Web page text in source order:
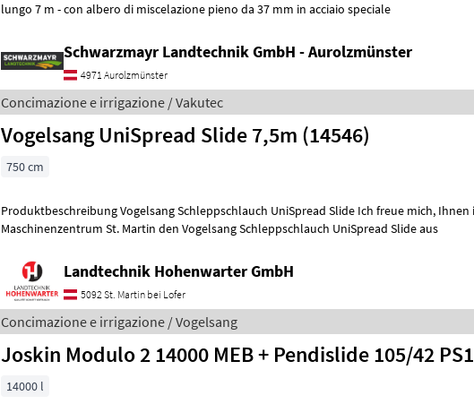
lungo 7 m - con albero di miscelazione pieno da 37 mm in acciaio speciale
Schwarzmayr Landtechnik GmbH - Aurolzmünster
4971 Aurolzmünster
Concimazione e irrigazione / Vakutec
Vogelsang UniSpread Slide 7,5m (14546)
750 cm
Produktbeschreibung Vogelsang Schleppschlauch UniSpread Slide Ich freue mich, Ihnen im
Maschinenzentrum St. Martin den Vogelsang Schleppschlauch UniSpread Slide aus
Landtechnik Hohenwarter GmbH
5092 St. Martin bei Lofer
Concimazione e irrigazione / Vogelsang
Joskin Modulo 2 14000 MEB + Pendislide 105/42 PS1
14000 l